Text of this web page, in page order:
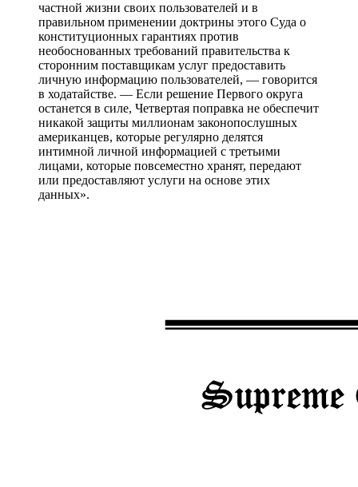
частной жизни своих пользователей и в
правильном применении доктрины этого Суда о
конституционных гарантиях против
необоснованных требований правительства к
сторонним поставщикам услуг предоставить
личную информацию пользователей, — говорится
в ходатайстве. — Если решение Первого округа
останется в силе, Четвертая поправка не обеспечит
никакой защиты миллионам законопослушных
американцев, которые регулярно делятся
интимной личной информацией с третьими
лицами, которые повсеместно хранят, передают
или предоставляют услуги на основе этих
данных».